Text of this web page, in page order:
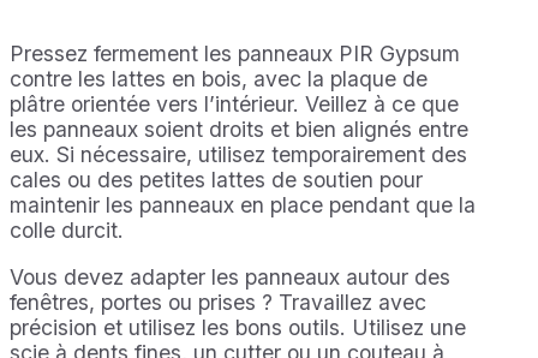
Pressez fermement les panneaux PIR Gypsum
contre les lattes en bois, avec la plaque de
plâtre orientée vers l’intérieur. Veillez à ce que
les panneaux soient droits et bien alignés entre
eux. Si nécessaire, utilisez temporairement des
cales ou des petites lattes de soutien pour
maintenir les panneaux en place pendant que la
colle durcit.
Vous devez adapter les panneaux autour des
fenêtres, portes ou prises ? Travaillez avec
précision et utilisez les bons outils. Utilisez une
scie à dents fines, un cutter ou un couteau à